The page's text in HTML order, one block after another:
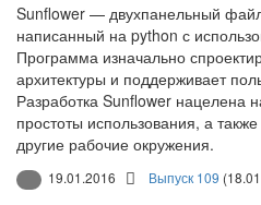
Sunflower — двухпанельный
написанный на python с
Программа изначально
архитектуры и поддерживает
Разработка Sunflower нацелена
простоты использования, а
другие рабочие окружения.
19.01.2016 Выпуск 109